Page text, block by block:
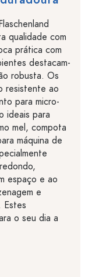
qualidade com
prática com
destacam-
robusta. Os
resistente ao
para micro-
ideais para
mel, compota
máquina de
espaço e ao
e
Estes
o seu dia a